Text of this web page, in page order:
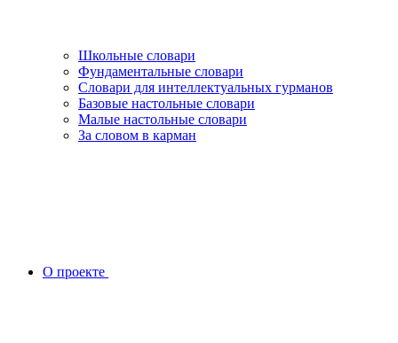
Школьные словари
Фундаментальные словари
Словари для интеллектуальных гурманов
Базовые настольные словари
Малые настольные словари
За словом в карман
О проекте